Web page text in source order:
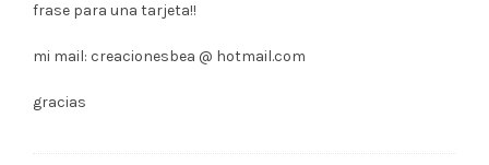
frase para una tarjeta!!
mi mail: creacionesbea @ hotmail.com
gracias